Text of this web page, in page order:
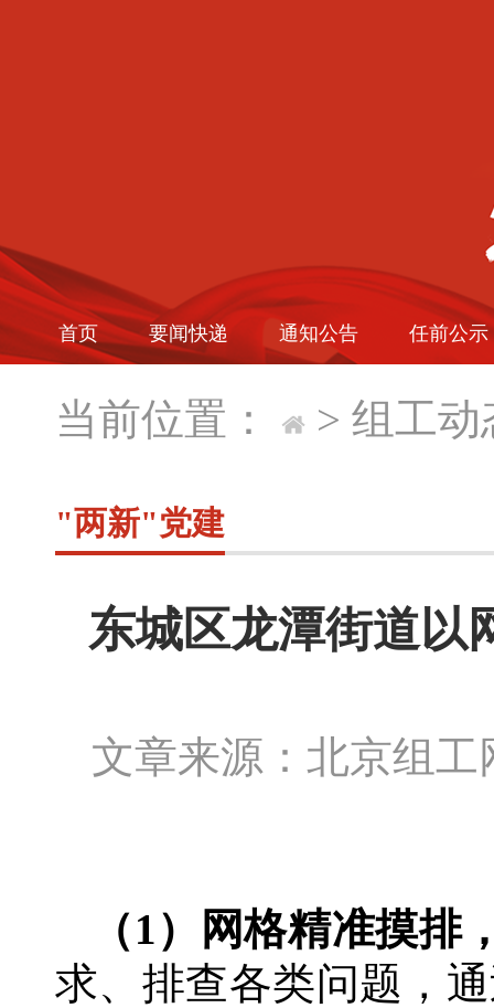
首页 要闻快递 通知公告 任前公示
当前位置： > 组工动
"两新"党建
东城区龙潭街道以
文章来源：北京
（1）网格精准摸排
求、排查各类问题，